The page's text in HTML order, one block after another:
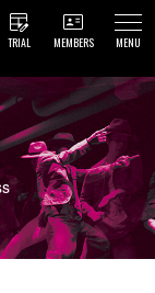
TRIAL MEMBERS MENU